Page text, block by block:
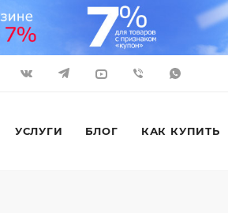
УСЛУГИ БЛОГ КАК КУПИТЬ